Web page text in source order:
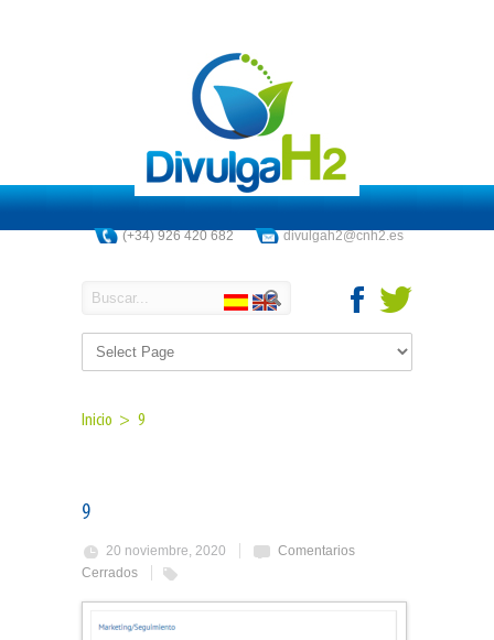
(+34) 926 420 682 divulgah2@cnh2.es
Inicio > 9
9
20 noviembre, 2020
Comentarios
Cerrados